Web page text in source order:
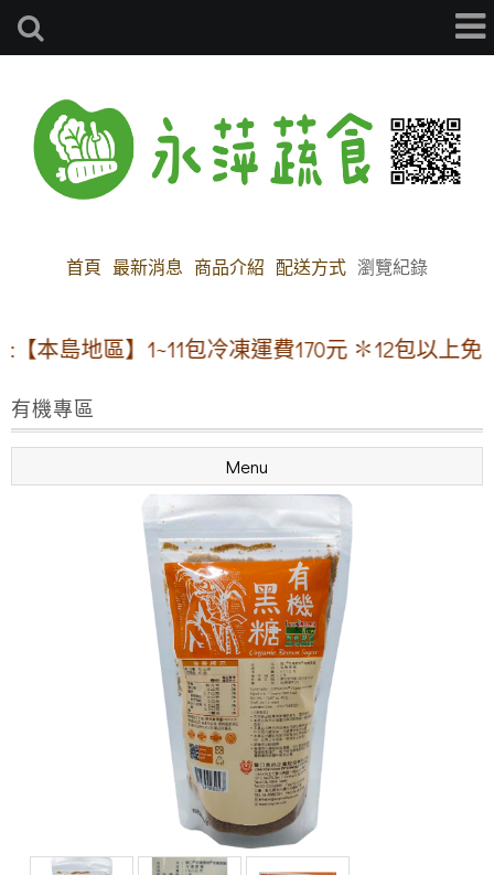
首頁 最新消息 商品介紹 配送方式 瀏覽紀錄
本島地區】1~11包冷凍運費170元 ✽12包以上免
有機專區
Menu